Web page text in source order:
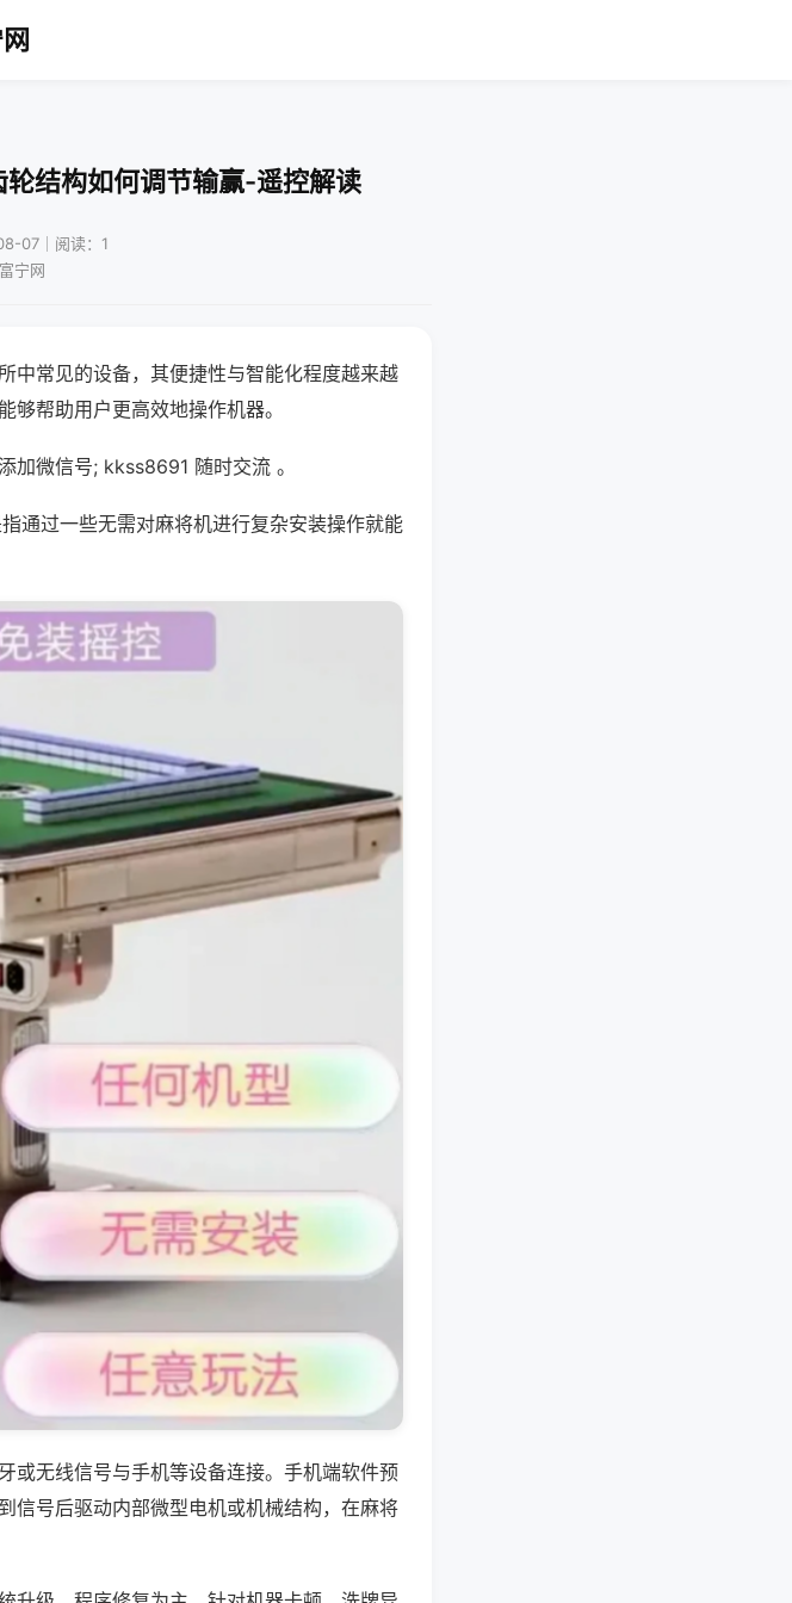
结构如何调节输赢-遥控解读
07｜阅读：1
宁网
中常见的设备，其便捷性与智能化程度越来越
帮助用户更高效地操作机器。
加微信号; kkss8691 随时交流 。
通过一些无需对麻将机进行复杂安装操作就能
或无线信号与手机等设备连接。手机端软件预
信号后驱动内部微型电机或机械结构，在麻将